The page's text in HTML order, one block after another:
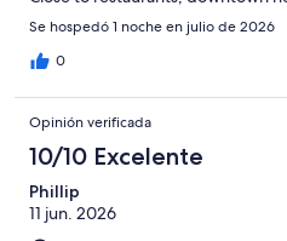
Se hospedó 1 noche en julio de 2026
0
Opinión verificada
10/10 Excelente
Phillip
11 jun. 2026